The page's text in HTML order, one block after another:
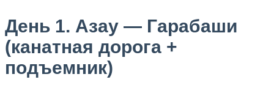
День 1. Азау — Гарабаши
(канатная дорога +
подъемник)